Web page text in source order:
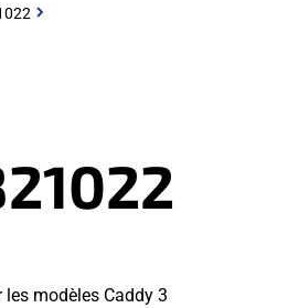
modèles Caddy 3